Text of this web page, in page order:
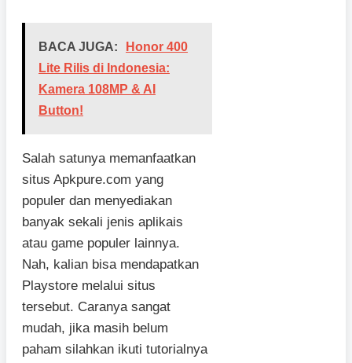
BACA JUGA:
Honor 400
Lite Rilis di Indonesia:
Kamera 108MP & AI
Button!
Salah satunya memanfaatkan
situs Apkpure.com yang
populer dan menyediakan
banyak sekali jenis aplikais
atau game populer lainnya.
Nah, kalian bisa mendapatkan
Playstore melalui situs
tersebut. Caranya sangat
mudah, jika masih belum
paham silahkan ikuti tutorialnya